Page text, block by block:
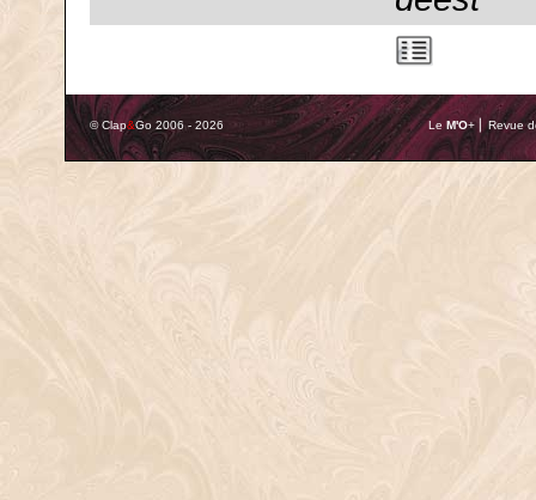
© Clap&Go 2006 - 2026 Le M'O+ ⎢ Revue